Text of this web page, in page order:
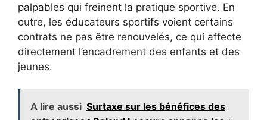
palpables qui freinent la pratique sportive. En
outre, les éducateurs sportifs voient certains
contrats ne pas être renouvelés, ce qui affecte
directement l’encadrement des enfants et des
jeunes.
A lire aussi Surtaxe sur les bénéfices des